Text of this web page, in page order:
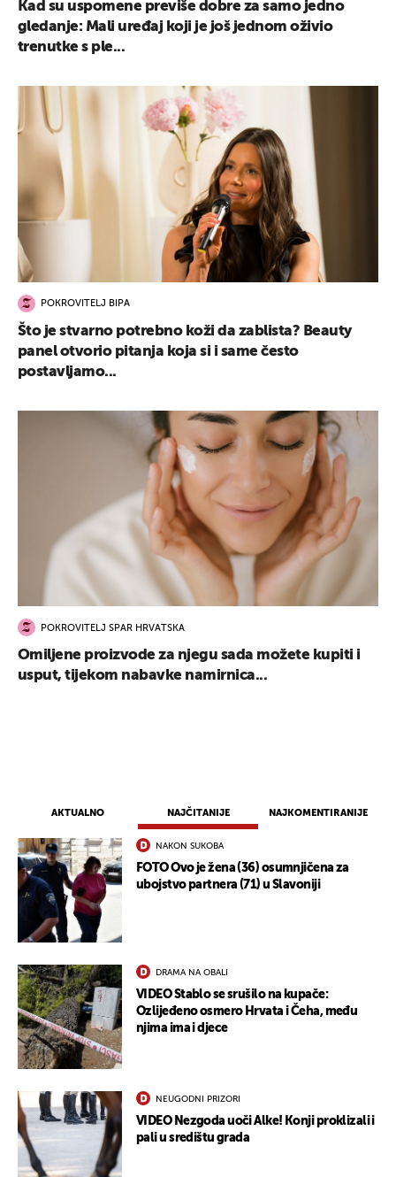
AKTUALNO NAJČITANIJE NAJKOMENTIRANIJE
NAKON SUKOBA
FOTO Ovo je žena (36) osumnjičena za
ubojstvo partnera (71) u Slavoniji
DRAMA NA OBALI
VIDEO Stablo se srušilo na kupače:
Ozlijeđeno osmero Hrvata i Čeha, među
njima ima i djece
NEUGODNI PRIZORI
VIDEO Nezgoda uoči Alke! Konji proklizali i
pali u središtu grada
Kad su uspomene previše dobre za samo jedno
gledanje: Mali uređaj koji je još jednom oživio
trenutke s ple...
POKROVITELJ BIPA
Što je stvarno potrebno koži da zablista? Beauty
panel otvorio pitanja koja si i same često
postavljamo...
POKROVITELJ SPAR HRVATSKA
Omiljene proizvode za njegu sada možete kupiti i
usput, tijekom nabavke namirnica...